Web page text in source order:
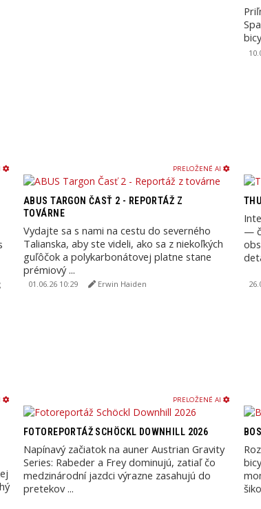
PRELOŽENÉ AI
ABUS TARGON ČASŤ 2 - REPORTÁŽ Z
TOVÁRNE
Vydajte sa s nami na cestu do severného
Talianska, aby ste videli, ako sa z niekoľkých
guľôčok a polykarbonátovej platne stane
prémiový ...
01.06.26 10:29 Erwin Haiden
—
PRELOŽENÉ AI
FOTOREPORTÁŽ SCHÖCKL DOWNHILL 2026
Napínavý začiatok na auner Austrian Gravity
Series: Rabeder a Frey dominujú, zatiaľ čo
medzinárodní jazdci výrazne zasahujú do
pretekov ...